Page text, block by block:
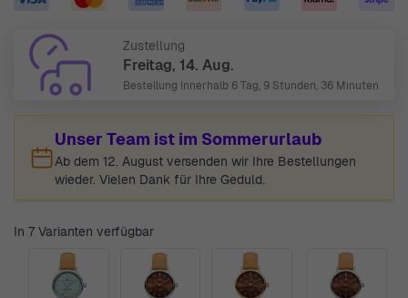
Zustellung
Freitag, 14. Aug.
Bestellung Innerhalb 6 Tag, 9 Stunden, 36 Minuten
Unser Team ist im Sommerurlaub
Ab dem 12. August versenden wir Ihre Bestellungen
wieder. Vielen Dank für Ihre Geduld.
In 7 Varianten verfügbar